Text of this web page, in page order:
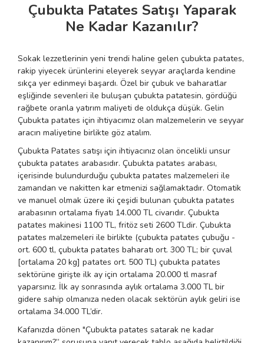
Çubukta Patates Satışı Yaparak
Ne Kadar Kazanılır?
Sokak lezzetlerinin yeni trendi haline gelen çubukta patates,
rakip yiyecek ürünlerini eleyerek seyyar araçlarda kendine
sıkça yer edinmeyi başardı. Özel bir çubuk ve baharatlar
eşliğinde sevenleri ile buluşan çubukta patatesin, gördüğü
rağbete oranla yatırım maliyeti de oldukça düşük. Gelin
Çubukta patates için ihtiyacımız olan malzemelerin ve seyyar
aracın maliyetine birlikte göz atalım.
Çubukta Patates satışı için ihtiyacınız olan öncelikli unsur
çubukta patates arabasıdır. Çubukta patates arabası,
içerisinde bulundurduğu çubukta patates malzemeleri ile
zamandan ve nakitten kar etmenizi sağlamaktadır. Otomatik
ve manuel olmak üzere iki çeşidi bulunan çubukta patates
arabasının ortalama fiyatı 14.000 TL civarıdır. Çubukta
patates makinesi 1100 TL, fritöz seti 2600 TLdir. Çubukta
patates malzemeleri ile birlikte (çubukta patates çubuğu -
ort. 600 tl, çubukta patates baharatı ort. 300 TL; bir çuval
[ortalama 20 kg] patates ort. 500 TL) çubukta patates
sektörüne girişte ilk ay için ortalama 20.000 tl masraf
yaparsınız. İlk ay sonrasında aylık ortalama 3.000 TL bir
gidere sahip olmanıza neden olacak sektörün aylık geliri ise
ortalama 34.000 TL’dir.
Kafanızda dönen "Çubukta patates satarak ne kadar